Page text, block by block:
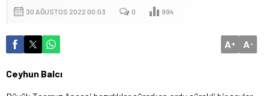
30 AĞUSTOS 2022 00:03 0 994
A+ A-
Ceyhun Balcı